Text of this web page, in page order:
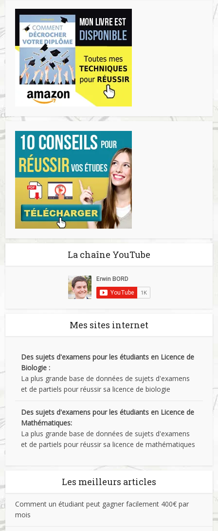
La chaîne YouTube
Mes sites internet
Des sujets d'examens pour les étudiants en Licence de
Biologie :
La plus grande base de données de sujets d'examens
et de partiels pour réussir sa licence de biologie
Des sujets d'examens pour les étudiants en Licence de
Mathématiques:
La plus grande base de données de sujets d'examens
et de partiels pour réussir sa licence de mathématiques
Les meilleurs articles
Comment un étudiant peut gagner facilement 400€ par
mois